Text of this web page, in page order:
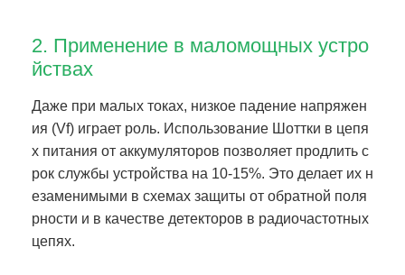
2. Применение в маломощных устро
йствах
Даже при малых токах, низкое падение напряжен
ия (Vf) играет роль. Использование Шоттки в цепя
х питания от аккумуляторов позволяет продлить с
рок службы устройства на 10-15%. Это делает их н
езаменимыми в схемах защиты от обратной поля
рности и в качестве детекторов в радиочастотных
цепях.